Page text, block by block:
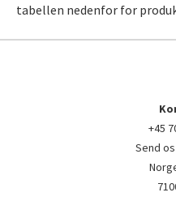
tabellen nedenfor for
+45
Send